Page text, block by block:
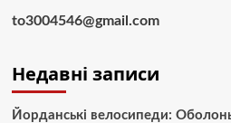
to3004546@gmail.com
Недавні записи
Йорданські велосипеди: Оболонь